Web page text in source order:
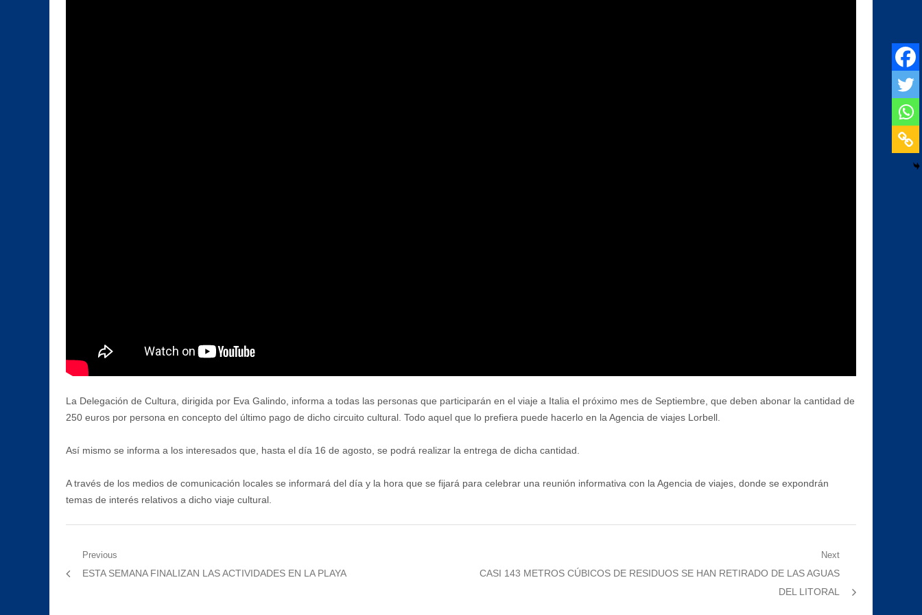
La Delegación de Cultura, dirigida por Eva Galindo, informa a todas las personas que participarán en el viaje a Italia el próximo mes de Septiembre, que deben abonar la cantidad de
250 euros por persona en concepto del último pago de dicho circuito cultural. Todo aquel que lo prefiera puede hacerlo en la Agencia de viajes Lorbell.
Así mismo se informa a los interesados que, hasta el día 16 de agosto, se podrá realizar la entrega de dicha cantidad.
A través de los medios de comunicación locales se informará del día y la hora que se fijará para celebrar una reunión informativa con la Agencia de viajes, donde se expondrán
temas de interés relativos a dicho viaje cultural.
Navegación
de
Previous
Previous
ESTA SEMANA FINALIZAN LAS ACTIVIDADES EN LA PLAYA
Next
Next
CASI 143 METROS CÚBICOS DE RESIDUOS SE HAN RETIRADO DE LAS AGUAS
DEL LITORAL